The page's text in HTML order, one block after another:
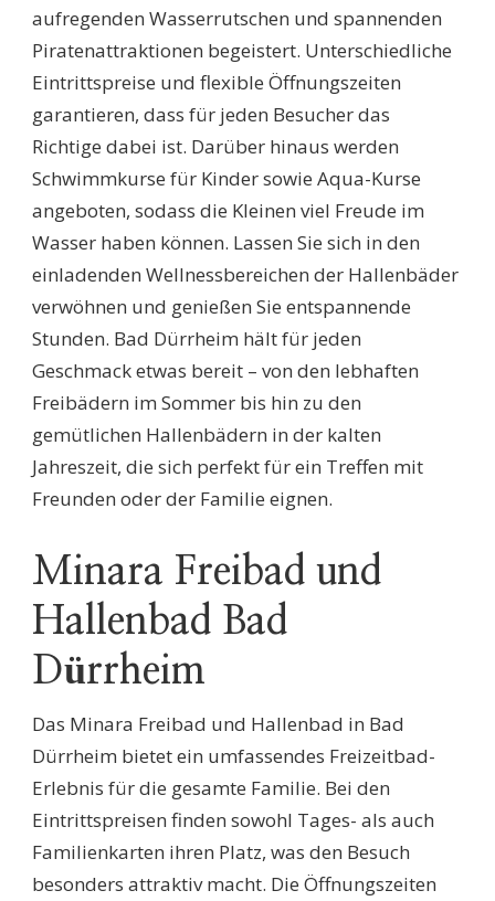
aufregenden Wasserrutschen und spannenden
Piratenattraktionen begeistert. Unterschiedliche
Eintrittspreise und flexible Öffnungszeiten
garantieren, dass für jeden Besucher das
Richtige dabei ist. Darüber hinaus werden
Schwimmkurse für Kinder sowie Aqua-Kurse
angeboten, sodass die Kleinen viel Freude im
Wasser haben können. Lassen Sie sich in den
einladenden Wellnessbereichen der Hallenbäder
verwöhnen und genießen Sie entspannende
Stunden. Bad Dürrheim hält für jeden
Geschmack etwas bereit – von den lebhaften
Freibädern im Sommer bis hin zu den
gemütlichen Hallenbädern in der kalten
Jahreszeit, die sich perfekt für ein Treffen mit
Freunden oder der Familie eignen.
Minara Freibad und
Hallenbad Bad
Dürrheim
Das Minara Freibad und Hallenbad in Bad
Dürrheim bietet ein umfassendes Freizeitbad-
Erlebnis für die gesamte Familie. Bei den
Eintrittspreisen finden sowohl Tages- als auch
Familienkarten ihren Platz, was den Besuch
besonders attraktiv macht. Die Öffnungszeiten